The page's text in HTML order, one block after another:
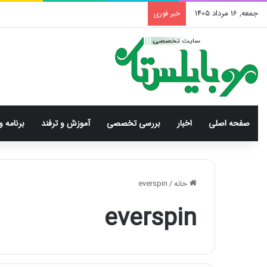
جمعه, 16 مرداد 1405 خبر فوری
صفحه اصلی اخبار بررسی‌ تخصصی آموزش و ترفند برنامه
خانه/
everspin
everspin